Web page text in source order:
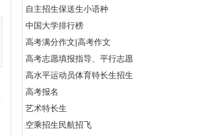
自主招生保送生小语种
中国大学排行榜
高考满分作文|高考作文
高考志愿填报指导、平行志愿
高水平运动员体育特长生招生
高考报名
艺术特长生
空乘招生民航招飞